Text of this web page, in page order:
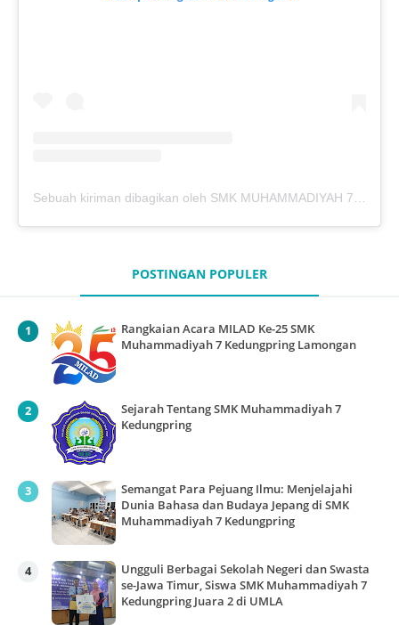
Sebuah kiriman dibagikan oleh SMK MUHAMMADIYAH 7 KEDUNGPRING (@mutukdp)
POSTINGAN POPULER
Rangkaian Acara MILAD Ke-25 SMK
Muhammadiyah 7 Kedungpring Lamongan
Sejarah Tentang SMK Muhammadiyah 7
Kedungpring
Semangat Para Pejuang Ilmu: Menjelajahi
Dunia Bahasa dan Budaya Jepang di SMK
Muhammadiyah 7 Kedungpring
Ungguli Berbagai Sekolah Negeri dan Swasta
se-Jawa Timur, Siswa SMK Muhammadiyah 7
Kedungpring Juara 2 di UMLA